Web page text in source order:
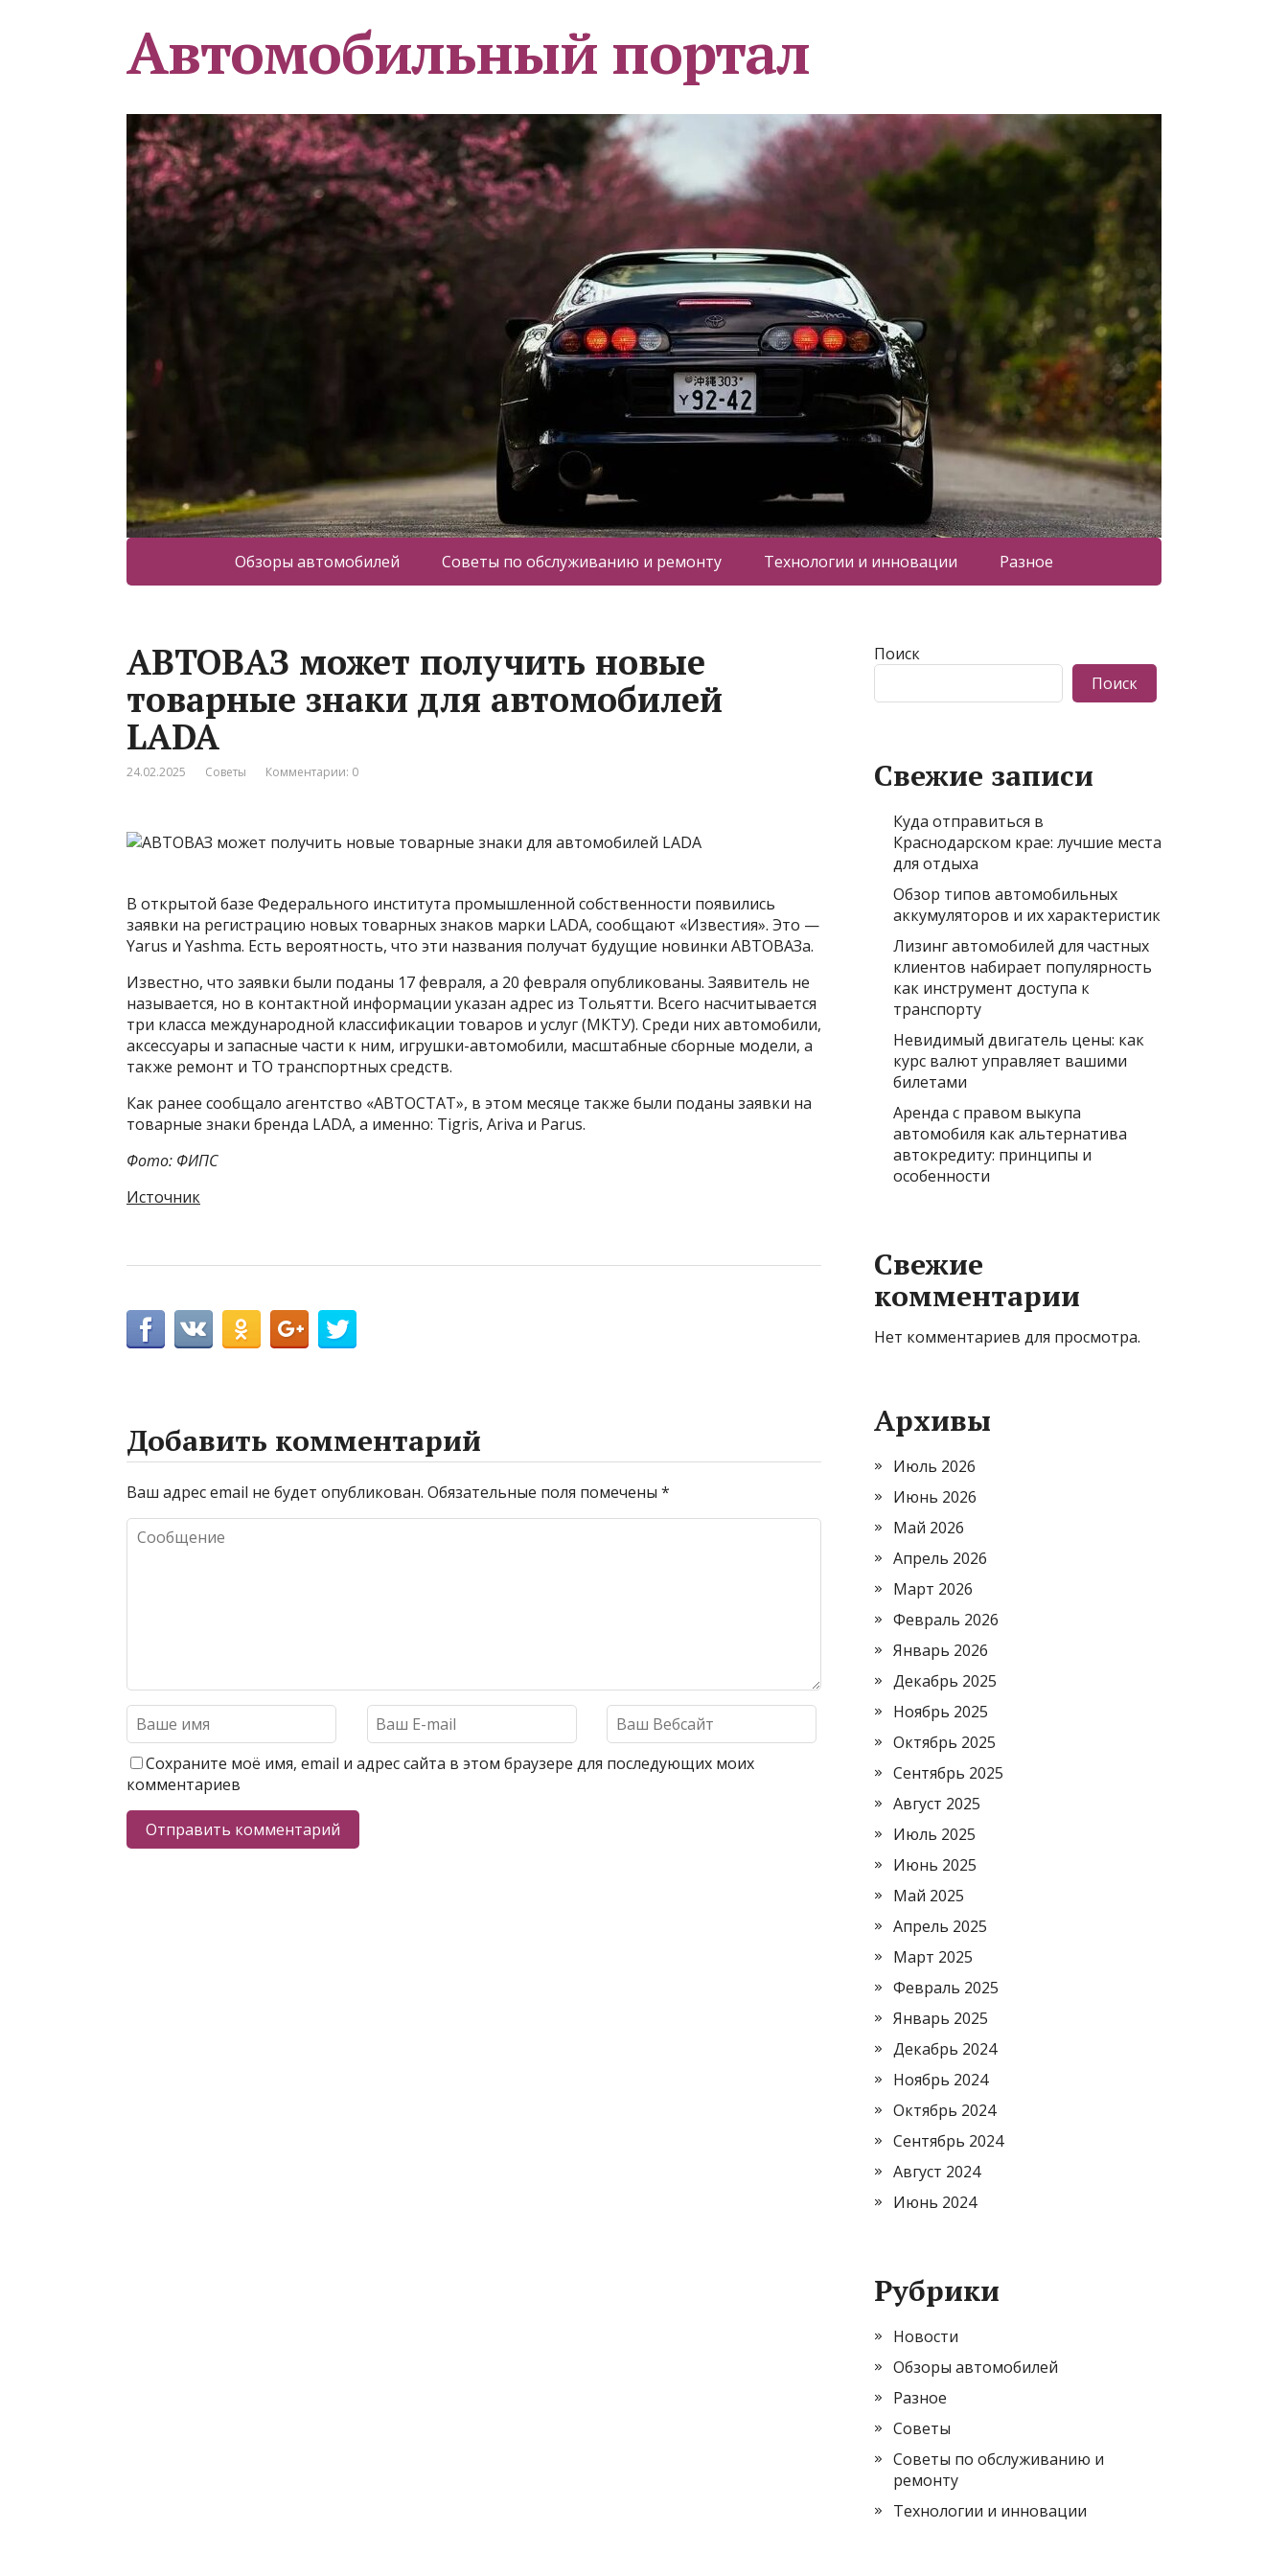
Автомобильный портал
Обзоры автомобилей Советы по обслуживанию и ремонту Технологии и инновации Разное
АВТОВАЗ может получить новые
товарные знаки для автомобилей
LADA
24.02.2025 Советы Комментарии: 0
В открытой базе Федерального института промышленной собственности появились
заявки на регистрацию новых товарных знаков марки LADA, сообщают «Известия». Это —
Yarus и Yashma. Есть вероятность, что эти названия получат будущие новинки АВТОВАЗа.
Известно, что заявки были поданы 17 февраля, а 20 февраля опубликованы. Заявитель не
называется, но в контактной информации указан адрес из Тольятти. Всего насчитывается
три класса международной классификации товаров и услуг (МКТУ). Среди них автомобили,
аксессуары и запасные части к ним, игрушки-автомобили, масштабные сборные модели, а
также ремонт и ТО транспортных средств.
Как ранее сообщало агентство «АВТОСТАТ», в этом месяце также были поданы заявки на
товарные знаки бренда LADA, а именно: Tigris, Ariva и Parus.
Фото: ФИПС
Источник
Добавить комментарий
Ваш адрес email не будет опубликован. Обязательные поля помечены *
Сохраните моё имя, email и адрес сайта в этом браузере для последующих моих
комментариев
Поиск
Поиск
Свежие записи
Куда отправиться в
Краснодарском крае: лучшие места
для отдыха
Обзор типов автомобильных
аккумуляторов и их характеристик
Лизинг автомобилей для частных
клиентов набирает популярность
как инструмент доступа к
транспорту
Невидимый двигатель цены: как
курс валют управляет вашими
билетами
Аренда с правом выкупа
автомобиля как альтернатива
автокредиту: принципы и
особенности
Свежие
комментарии
Нет комментариев для просмотра.
Архивы
Июль 2026
Июнь 2026
Май 2026
Апрель 2026
Март 2026
Февраль 2026
Январь 2026
Декабрь 2025
Ноябрь 2025
Октябрь 2025
Сентябрь 2025
Август 2025
Июль 2025
Июнь 2025
Май 2025
Апрель 2025
Март 2025
Февраль 2025
Январь 2025
Декабрь 2024
Ноябрь 2024
Октябрь 2024
Сентябрь 2024
Август 2024
Июнь 2024
Рубрики
Новости
Обзоры автомобилей
Разное
Советы
Советы по обслуживанию и
ремонту
Технологии и инновации